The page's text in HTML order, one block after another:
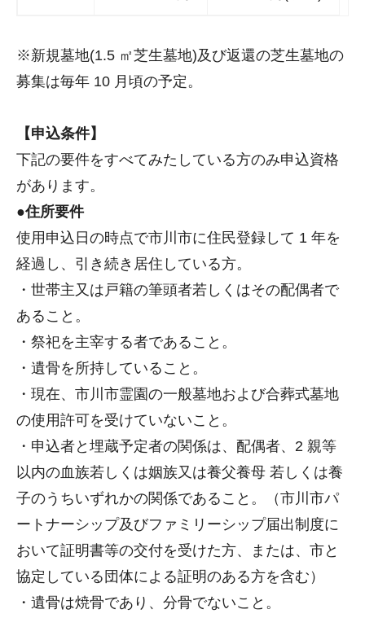
※新規墓地(1.5 ㎡芝生墓地)及び返還の芝生墓地の
募集は毎年 10 月頃の予定。
【申込条件】
下記の要件をすべてみたしている方のみ申込資格
があります。
●住所要件
使用申込日の時点で市川市に住民登録して 1 年を
経過し、引き続き居住している方。
・世帯主又は戸籍の筆頭者若しくはその配偶者で
あること。
・祭祀を主宰する者であること。
・遺骨を所持していること。
・現在、市川市霊園の一般墓地および合葬式墓地
の使用許可を受けていないこと。
・申込者と埋蔵予定者の関係は、配偶者、2 親等
以内の血族若しくは姻族又は養父養母 若しくは養
子のうちいずれかの関係であること。（市川市パ
ートナーシップ及びファミリーシップ届出制度に
おいて証明書等の交付を受けた方、または、市と
協定している団体による証明のある方を含む）
・遺骨は焼骨であり、分骨でないこと。